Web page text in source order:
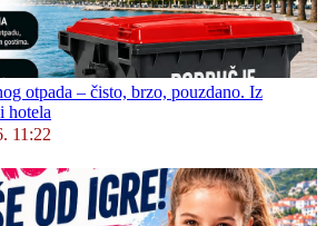
otpada – čisto, brzo, pouzdano. Iz
hotela
11:22